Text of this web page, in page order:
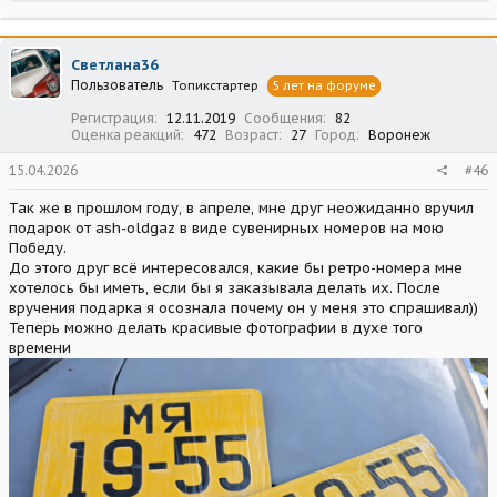
а
к
ц
и
и
Светлана36
Пользователь Топикстартер 5 лет на форуме
Регистрация 12.11.2019 Сообщения
82
Оценка реакций
472 Возраст 27 Город Воронеж
15.04.2026 #46
Так же в прошлом году, в апреле, мне друг неожиданно вручил
подарок от ash-oldgaz в виде сувенирных номеров на мою
Победу.
До этого друг всё интересовался, какие бы ретро-номера мне
хотелось бы иметь, если бы я заказывала делать их. После
вручения подарка я осознала почему он у меня это спрашивал))
Теперь можно делать красивые фотографии в духе того
времени